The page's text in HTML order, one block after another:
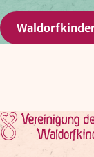
Videos
Mapbox
Anbieter: